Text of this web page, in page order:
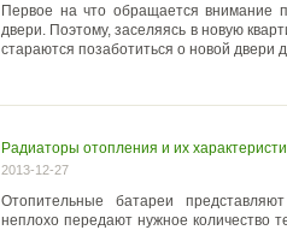
Первое на что обращается внимание
двери. Поэтому, заселяясь в новую
стараются позаботиться о новой двери
Радиаторы отопления и их
2013-12-27
Отопительные батареи
неплохо передают нужное количество